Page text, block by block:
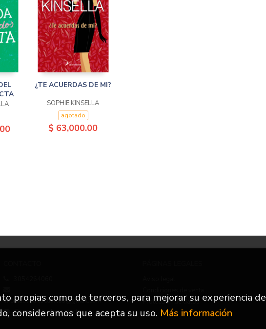
¿TE ACUERDAS DE MI?
SOPHIE KINSELLA
agotado
$ 63,000.00
info.nuevetrescuartos@gmail.com
Formulario de contacto
Protección de datos
propias como de terceros, para mejorar su experiencia de
consideramos que acepta su uso. Más información